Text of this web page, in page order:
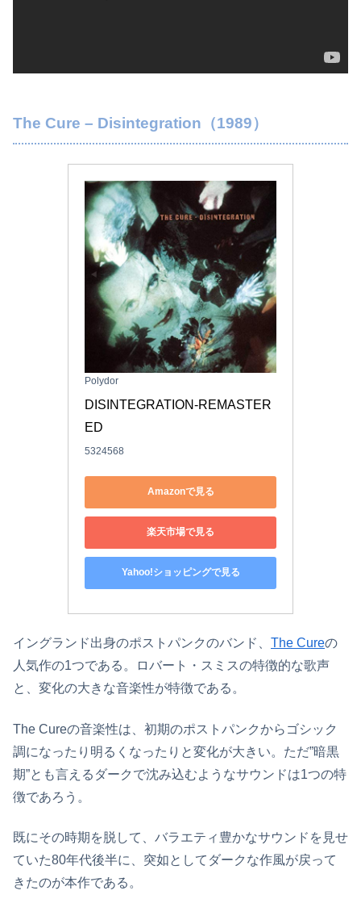
The Cure – Disintegration（1989）
Polydor
DISINTEGRATION-REMASTER
ED
5324568
Amazonで見る
楽天市場で見る
Yahoo!ショッピングで見る
イングランド出身のポストパンクのバンド、 The Cureの
人気作の1つである。ロバート・スミスの特徴的な歌声
と、変化の大きな音楽性が特徴である。
The Cureの音楽性は、初期のポストパンクからゴシック
調になったり明るくなったりと変化が大きい。ただ”暗黒
期”とも言えるダークで沈み込むようなサウンドは1つの特
徴であろう。
既にその時期を脱して、バラエティ豊かなサウンドを見せ
ていた80年代後半に、突如としてダークな作風が戻って
きたのが本作である。